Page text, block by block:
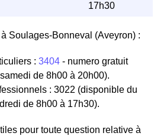
17h30
Soulages-Bonneval (Aveyron) :
: 3404 - numero gratuit
de 8h00 à 20h00).
: 3022 (disponible du
de 8h00 à 17h30).
pour toute question relative à